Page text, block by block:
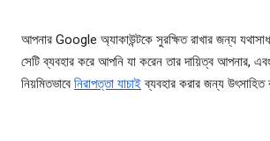
আপনার Google অ্যাকাউন্টকে সুরক্ষিত রাখার জন্য
সেটি ব্যবহার করে আপনি যা করেন তার দায়িত্ব আপনার,
নিয়মিতভাবে নিরাপত্তা যাচাইব্যবহার করার জন্য উৎসাহিত